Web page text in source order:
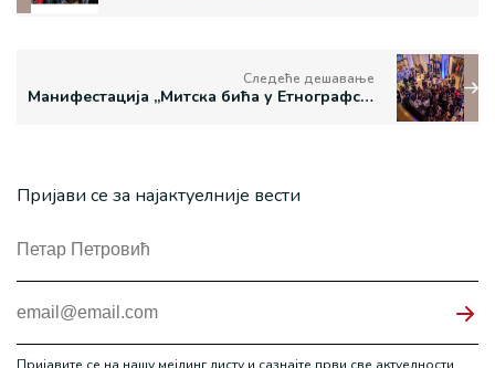
Следеће дешавање
Манифестација „Митска бића у Етнографском” окупила више од 2000 посетилаца
Пријави се за најактуелније вести